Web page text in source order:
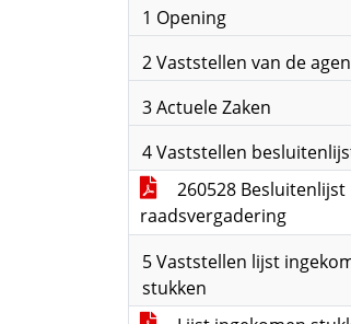
1 Opening
2 Vaststellen van de
3 Actuele Zaken
4 Vaststellen
260528 Besluitenlijst
raadsvergadering
5 Vaststellen lijst
stukken